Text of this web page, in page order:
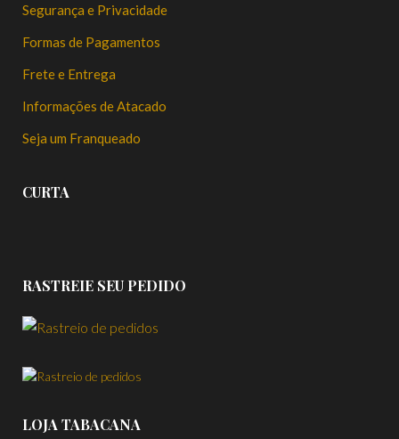
Segurança e Privacidade
Formas de Pagamentos
Frete e Entrega
Informações de Atacado
Seja um Franqueado
CURTA
RASTREIE SEU PEDIDO
LOJA TABACANA